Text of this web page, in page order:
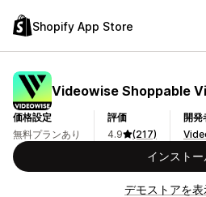
Shopify App Store
Videowise Shoppable
価格設定
無料プランあり
評価
4.9
(217)
開発
インストー
デモストアを表